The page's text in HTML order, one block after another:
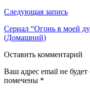
Следующая запись
Сериал “Огонь в моей
(Домашний)
Оставить комментарий
Ваш адрес email не
помечены *